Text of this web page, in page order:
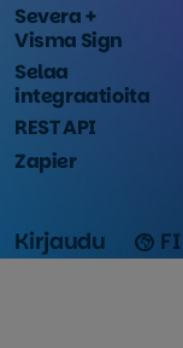
Severa +
Visma Sign
Selaa
integraatioita
REST API
Zapier
Kirjaudu FI